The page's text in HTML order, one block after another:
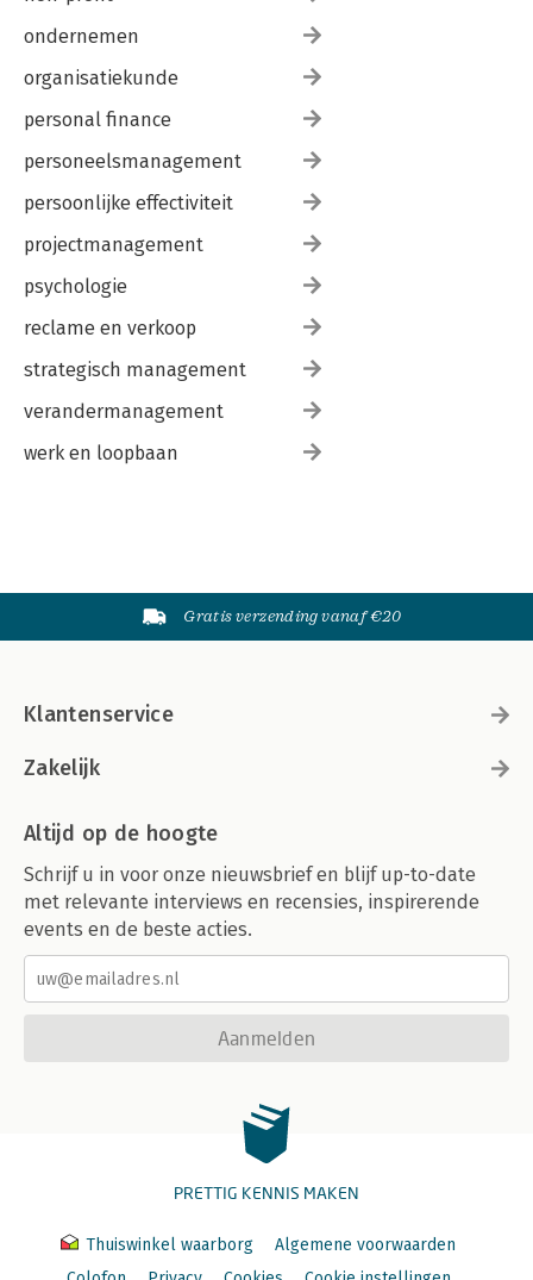
ondernemen
organisatiekunde
personal finance
personeelsmanagement
persoonlijke effectiviteit
projectmanagement
psychologie
reclame en verkoop
strategisch management
verandermanagement
werk en loopbaan
Gratis verzending vanaf €20
Klantenservice
Zakelijk
Altijd op de hoogte
Schrijf u in voor onze nieuwsbrief en blijf up-to-date
met relevante interviews en recensies, inspirerende
events en de beste acties.
Aanmelden
PRETTIG KENNIS MAKEN
Thuiswinkel waarborg
Algemene voorwaarden